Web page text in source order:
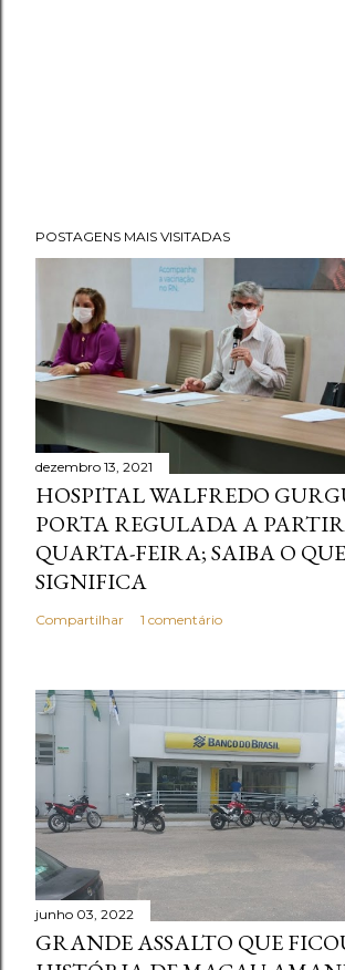
POSTAGENS MAIS VISITADAS
dezembro 13, 2021
HOSPITAL WALFREDO
PORTA REGULADA A
QUARTA-FEIRA; SAIBA O QUE
SIGNIFICA
Compartilhar 1 comentário
junho 03, 2022
GRANDE ASSALTO QUE